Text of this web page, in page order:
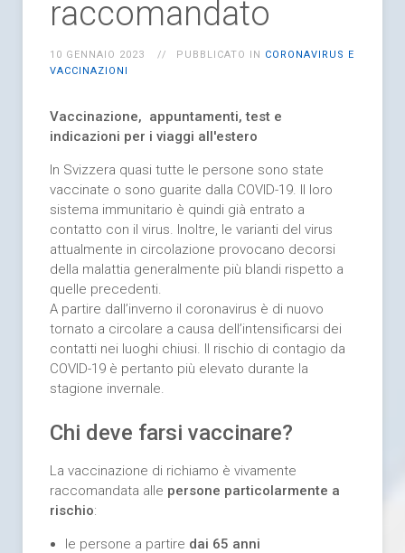
raccomandato
10 GENNAIO 2023 PUBBLICATO IN CORONAVIRUS E
VACCINAZIONI
Vaccinazione, appuntamenti, test e
indicazioni per i viaggi all'estero
In Svizzera quasi tutte le persone sono state
vaccinate o sono guarite dalla COVID-19. Il loro
sistema immunitario è quindi già entrato a
contatto con il virus. Inoltre, le varianti del virus
attualmente in circolazione provocano decorsi
della malattia generalmente più blandi rispetto a
quelle precedenti.
A partire dall’inverno il coronavirus è di nuovo
tornato a circolare a causa dell’intensificarsi dei
contatti nei luoghi chiusi. Il rischio di contagio da
COVID-19 è pertanto più elevato durante la
stagione invernale.
Chi deve farsi vaccinare?
La vaccinazione di richiamo è vivamente
raccomandata alle persone particolarmente a
rischio:
le persone a partire dai 65 anni